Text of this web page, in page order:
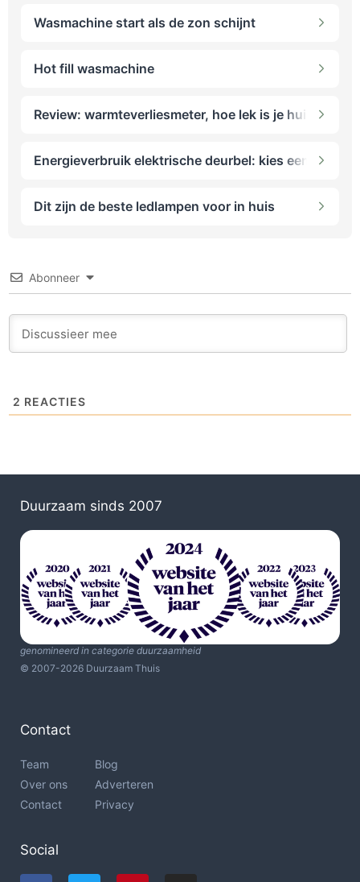
Wasmachine start als de zon schijnt
Hot fill wasmachine
Review: warmteverliesmeter, hoe lek is je huis?
Energieverbruik elektrische deurbel: kies een
Dit zijn de beste ledlampen voor in huis
Abonneer
2 REACTIES
Duurzaam sinds 2007
genomineerd in categorie duurzaamheid
© 2007-2026 Duurzaam Thuis
Contact
Team
Over ons
Contact
Blog
Adverteren
Privacy
Social